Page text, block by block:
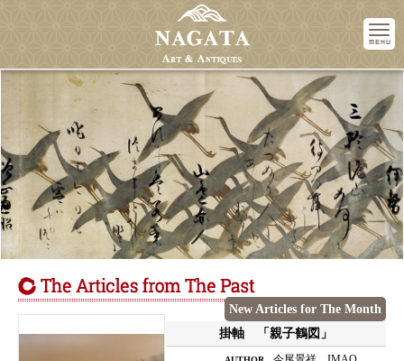
New Articles for The Month
掛軸 「親子鶴図」
Nagata Art & Antiques
Teramchi-Nijo, Kyoto
604-0916 JAPAN
Phone : (075)211-9511
Business Hours : 10:00〜18:00
ACCESS
Access
Subway / Tozai Line
Kyoto Shiyakusho-mae stn.
Bus